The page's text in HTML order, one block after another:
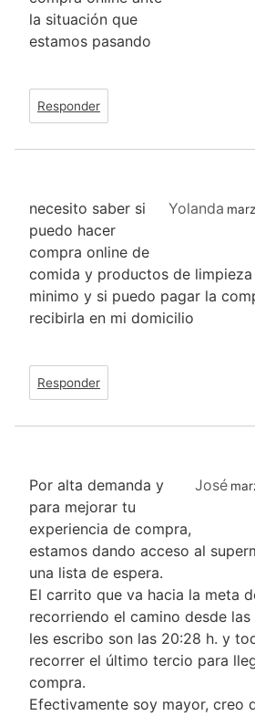
la situación que
estamos pasando
Responder
Yolanda
necesito saber si
puedo hacer
compra online de
comida y productos de limpieza
minimo y si puedo pagar la
recibirla en mi domicilio
Responder
José
Por alta demanda y
para mejorar tu
experiencia de compra,
estamos dando acceso al
una lista de espera.
El carrito que va hacia la meta
recorriendo el camino desde
les escribo son las 20:28 h. y
recorrer el último tercio para
compra.
Efectivamente soy mayor, creo